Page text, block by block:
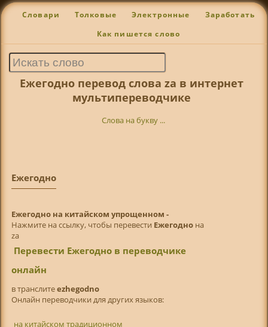
Словари Толковые Электронные Заработать
Как пишется слово
Ежегодно перевод слова za в интернет
мультипереводчике
Слова на букву ...
Ежегодно
Ежегодно на китайском упрощенном -
Нажмите на ссылку, чтобы перевести Ежегоднона
za
Перевести Ежегодно в переводчике
онлайн
в транслитeezhegodno
Онлайн переводчики для других языков:
на китайском традиционном